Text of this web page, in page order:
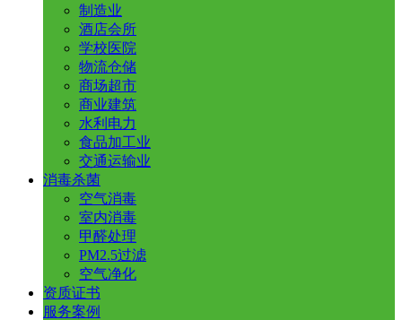
制造业
酒店会所
学校医院
物流仓储
商场超市
商业建筑
水利电力
食品加工业
交通运输业
消毒杀菌
空气消毒
室内消毒
甲醛处理
PM2.5过滤
空气净化
资质证书
服务案例